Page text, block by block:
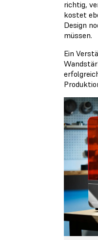
richtig,
kostet
Design
müssen.
Ein